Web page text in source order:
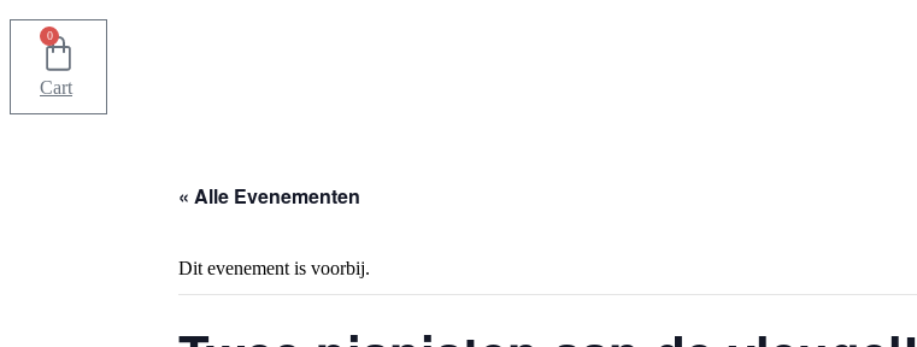
0
Cart
« Alle Evenementen
Dit evenement is voorbij.